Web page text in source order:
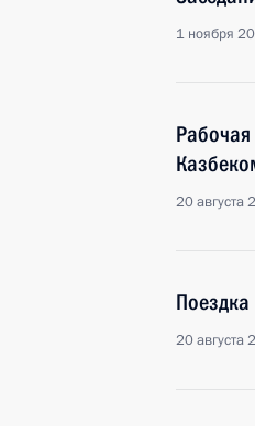
1 ноября
20 августа
20 августа